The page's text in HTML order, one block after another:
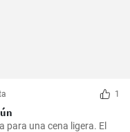
1
para una cena ligera. El